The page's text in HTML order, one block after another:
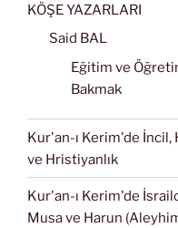
KÖŞE YAZARLARI
Said BAL
Eğitim ve
Bakmak
Kur'an-ı Kerim'de İncil,
ve Hristiyanlık
Kur'an-ı Kerim'de
Musa ve Harun